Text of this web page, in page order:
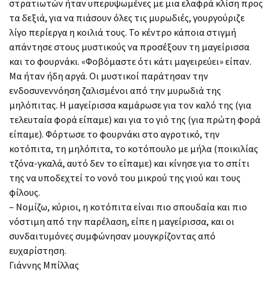
στρατιωτών ήταν υπερυψωμένες με μια ελαφρά κλίση προς
τα δεξιά, για να πιάσουν όλες τις μυρωδιές, γουργούριζε
λίγο περίεργα η κοιλιά τους. Το κέντρο κάποια στιγμή
απάντησε στους μυστικούς να προσέξουν τη μαγείρισσα
και το φουρνάκι. «Φοβόμαστε ότι κάτι μαγειρεύει» είπαν.
Μα ήταν ήδη αργά. Οι μυστικοί παράτησαν την
ενδοσυνεννόηση ζαλισμένοι από την μυρωδιά της
μηλόπιτας. Η μαγείρισσα καμάρωσε για τον καλό της (για
τελευταία φορά είπαμε) και για το γιό της (για πρώτη φορά
είπαμε). Φόρτωσε το φουρνάκι στο αγροτικό, την
κοτόπιτα, τη μηλόπιτα, το κοτόπουλο με μήλα (ποικιλίας
τζόνα-γκαλά, αυτό δεν το είπαμε) και κίνησε για το σπίτι
της να υποδεχτεί το νονό του μικρού της γιού και τους
φίλους.
– Νομίζω, κύριοι, η κοτόπιτα είναι πιο σπουδαία και πιο
νόστιμη από την παρέλαση, είπε η μαγείρισσα, και οι
συνδαιτυμόνες συμφώνησαν μουγκρίζοντας από
ευχαρίστηση.
Γιάννης Μπίλλας